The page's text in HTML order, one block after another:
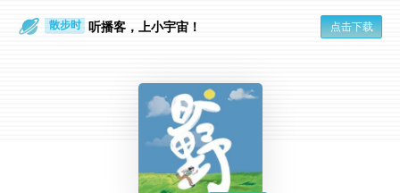
散步时 听播客，上小宇宙！ 点击下载